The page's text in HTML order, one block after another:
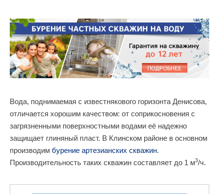
Вода, поднимаемая с известнякового горизонта Денисова,
отличается хорошим качеством: от соприкосновения с
загрязненными поверхностными водами её надежно
защищает глиняный пласт. В Клинском районе в основном
производим бурение артезианских скважин.
Производительность таких скважин составляет до 1 м3/ч.